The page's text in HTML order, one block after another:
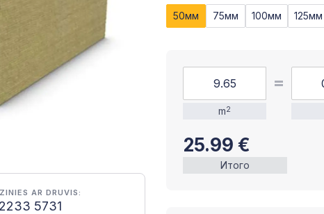
AR DRUVIS:
5731
50мм 75мм 100мм 125мм
m2
25.99 €
Итого